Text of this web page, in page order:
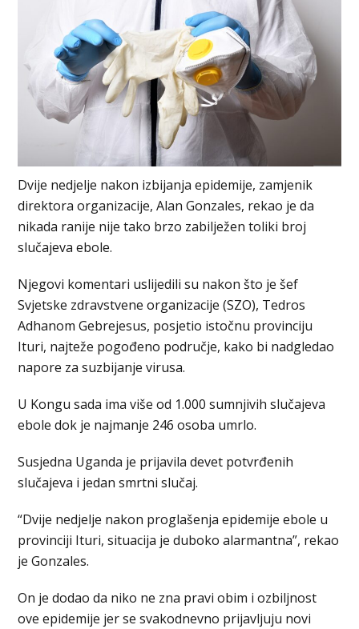
Dvije nedjelje nakon izbijanja epidemije, zamjenik
direktora organizacije, Alan Gonzales, rekao je da
nikada ranije nije tako brzo zabilježen toliki broj
slučajeva ebole.
Njegovi komentari uslijedili su nakon što je šef
Svjetske zdravstvene organizacije (SZO), Tedros
Adhanom Gebrejesus, posjetio istočnu provinciju
Ituri, najteže pogođeno područje, kako bi nadgledao
napore za suzbijanje virusa.
U Kongu sada ima više od 1.000 sumnjivih slučajeva
ebole dok je najmanje 246 osoba umrlo.
Susjedna Uganda je prijavila devet potvrđenih
slučajeva i jedan smrtni slučaj.
“Dvije nedjelje nakon proglašenja epidemije ebole u
provinciji Ituri, situacija je duboko alarmantna”, rekao
je Gonzales.
On je dodao da niko ne zna pravi obim i ozbiljnost
ove epidemije jer se svakodnevno prijavljuju novi